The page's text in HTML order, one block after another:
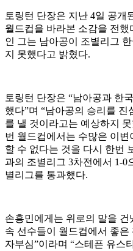
토링턴 단장은 지난 4일 공개
월드컵을 바라본 소감을 전
인 그는 남아공이 조별리그
지 못했다고 밝혔다.
토링턴 단장은 “남아공과 한
했다”며 “남아공의 승리를
를 낼 것이라고는 예상하지
번 월드컵에서는 수많은 이
할 수 없다는 것을 다시 한번
과의 조별리그 3차전에서 1-0
별리그를 통과했다.
손흥민에게는 위로의 말을
속 선수들이 월드컵에서 좋
자부심”이라며 “스테픈 유스